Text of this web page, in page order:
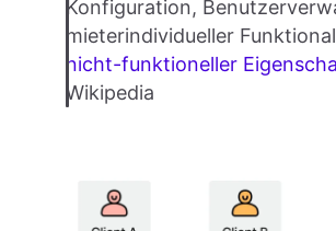
Konfiguration,
mieterindividueller
nicht-funktioneller
Wikipedia